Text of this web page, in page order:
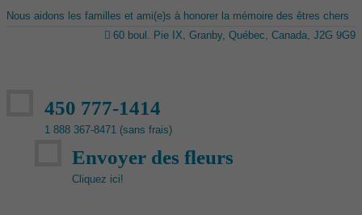
Nous aidons les familles et ami(e)s à honorer la mémoire des êtres chers
60 boul. Pie IX, Granby, Québec, Canada, J2G 9G9
450 777-1414
1 888 367-8471 (sans frais)
Envoyer des fleurs
Cliquez ici!